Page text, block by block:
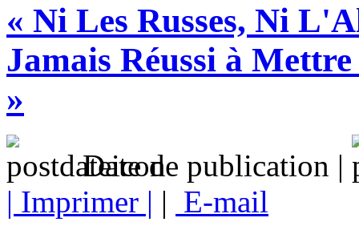
« Ni Les Russes, Ni
Jamais Réussi à
»
Date de publication |
| Imprimer | | E-mail